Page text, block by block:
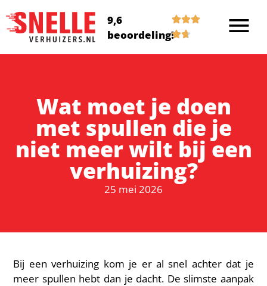
9,6
beoordeling!
Wat moet je doen
met spullen die je
niet meer wilt bij een
verhuizing?
25 mei 2026
Bij een verhuizing kom je er al snel achter dat je
meer spullen hebt dan je dacht. De slimste aanpak